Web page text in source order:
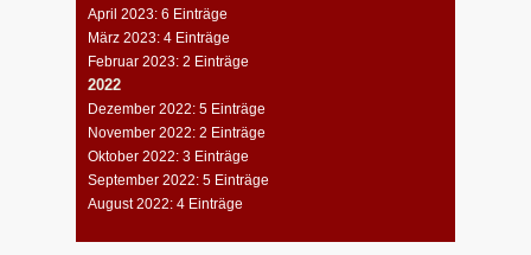
April 2023: 6 Einträge
März 2023: 4 Einträge
Februar 2023: 2 Einträge
2022
Dezember 2022: 5 Einträge
November 2022: 2 Einträge
Oktober 2022: 3 Einträge
September 2022: 5 Einträge
August 2022: 4 Einträge